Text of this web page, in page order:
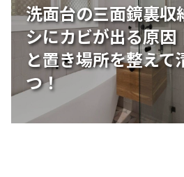
洗面台の三面鏡裏収
シにカビが出る原因
と置き場所を整えて
つ！